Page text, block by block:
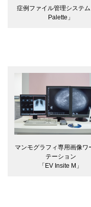
症例ファイル管理システ
Palette」
マンモグラフィ専用画像ワ
テーション
「EV Insite M」